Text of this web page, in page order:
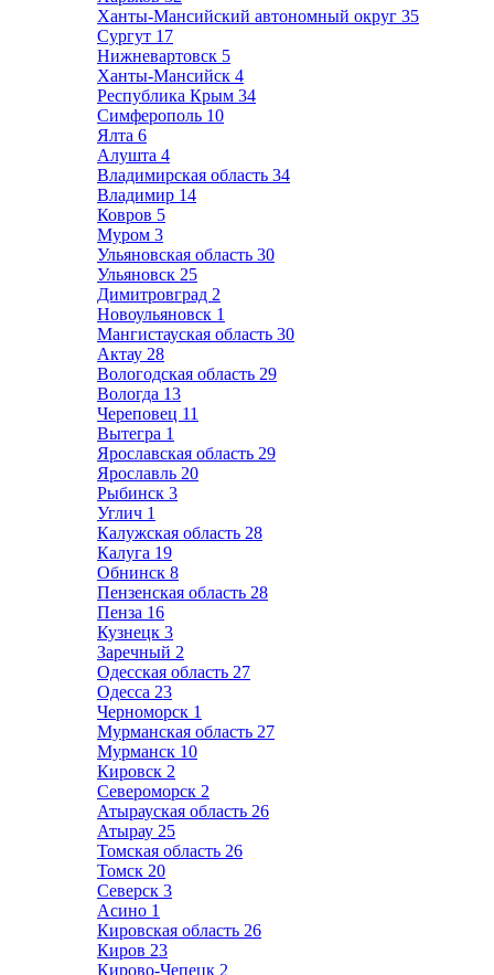
Ханты-Мансийский автономный округ 35
Сургут 17
Нижневартовск 5
Ханты-Мансийск 4
Республика Крым 34
Симферополь 10
Ялта 6
Алушта 4
Владимирская область 34
Владимир 14
Ковров 5
Муром 3
Ульяновская область 30
Ульяновск 25
Димитровград 2
Новоульяновск 1
Мангистауская область 30
Актау 28
Вологодская область 29
Вологда 13
Череповец 11
Вытегра 1
Ярославская область 29
Ярославль 20
Рыбинск 3
Углич 1
Калужская область 28
Калуга 19
Обнинск 8
Пензенская область 28
Пенза 16
Кузнецк 3
Заречный 2
Одесская область 27
Одесса 23
Черноморск 1
Мурманская область 27
Мурманск 10
Кировск 2
Североморск 2
Атырауская область 26
Атырау 25
Томская область 26
Томск 20
Северск 3
Асино 1
Кировская область 26
Киров 23
Кирово-Чепецк 2